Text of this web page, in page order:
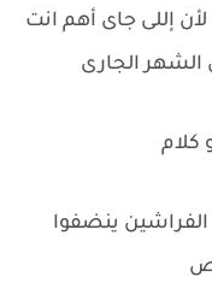
إللى جاى أهم انت
الشهر الجارى
ينضفوا